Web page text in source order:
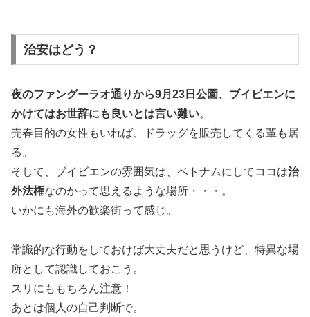
治安はどう？
夜のファングーラオ通りから9月23日公園、ブイビエンに
かけてはお世辞にも良いとは言い難い。
売春目的の女性もいれば、ドラッグを販売してくる輩も居
る。
そして、ブイビエンの雰囲気は、ベトナムにしてココは治
外法権なのかって思えるような場所・・・。
いかにも海外の歓楽街って感じ。
常識的な行動をしておけば大丈夫だと思うけど、特異な場
所として認識しておこう。
スリにももちろん注意！
あとは個人の自己判断で。